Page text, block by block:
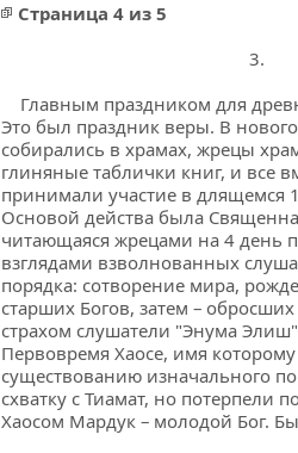
Страница 4 из 5
3.
Главным праздником для
Это был праздник веры. В
собирались в храмах, жрецы
глиняные таблички книг, и все
принимали участие в длящемся
Основой действа была
читающаяся жрецами на 4 день
взглядами взволнованных
порядка: сотворение мира,
старших Богов, затем –
страхом слушатели "Энума
Первовремя Хаосе, имя
существованию изначального
схватку с Тиамат, но потерпели
Хаосом Мардук – молодой Бог.